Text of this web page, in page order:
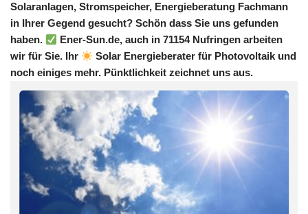
Solaranlagen, Stromspeicher, Energieberatung Fachmann
in Ihrer Gegend gesucht? Schön dass Sie uns gefunden
haben.
Ener-Sun.de, auch in 71154 Nufringen arbeiten
wir für Sie. Ihr
Solar Energieberater für Photovoltaik und
noch einiges mehr. Pünktlichkeit zeichnet uns aus.